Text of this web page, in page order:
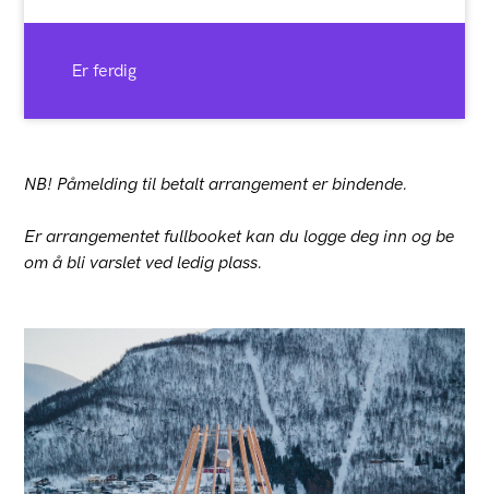
Er ferdig
NB! Påmelding til betalt arrangement er bindende.
Er arrangementet fullbooket kan du logge deg inn og be
om å bli varslet ved ledig plass.